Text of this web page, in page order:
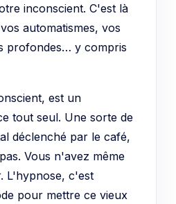
inconscient. C'est là
automatismes, vos
profondes… y compris
est un
tout seul. Une sorte de
déclenché par le café,
Vous n'avez même
L'hypnose, c'est
pour mettre ce vieux